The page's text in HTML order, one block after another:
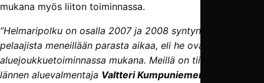
mukana myös liiton toiminnassa.
”Helmaripolku on osalla 2007 ja 2008 syntyneistä
pelaajista meneillään parasta aikaa, eli he ovat Palloliiton
aluejoukkuetoiminnassa mukana. Meillä on tiivis yhteys
lännen aluevalmentaja Valtteri Kumpuniemen